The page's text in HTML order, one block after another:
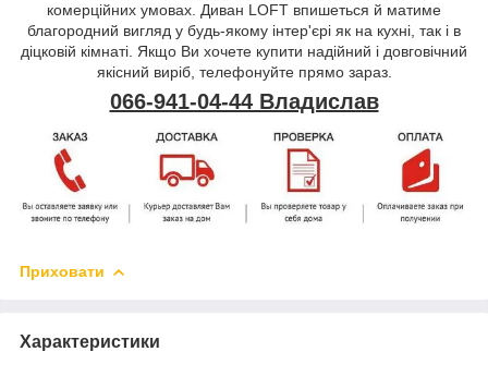
комерційних умовах. Диван LOFT впишеться й матиме
благородний вигляд у будь-якому інтер'єрі як на кухні, так і в
дiцковій кімнаті. Якщо Ви хочете купити надійний і довговічний
якісний виріб, телефонуйте прямо зараз.
066-941-04-44 Владислав
Приховати
Характеристики